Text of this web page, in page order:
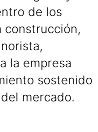
de los
construcción,
la empresa
sostenido
mercado.